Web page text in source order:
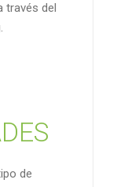
través del
de